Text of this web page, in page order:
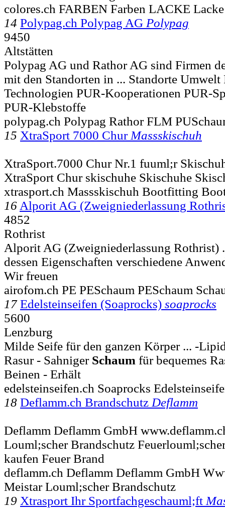
colores.ch FARBEN Farben LACKE Lacke
14 Polypag.ch Polypag AG Polypag
9450
Altstätten
Polypag AG und Rathor AG sind Firmen
mit den Standorten in ... Standorte
Technologien PUR-Kooperationen PUR-
PUR-Klebstoffe
polypag.ch Polypag Rathor FLM
15 XtraSport 7000 Chur Massskischuh
XtraSport.7000 Chur Nr.1 fuuml;r
XtraSport Chur skischuhe Skischuhe
xtrasport.ch Massskischuh Bootfitting
16 Alporit AG (Zweigniederlassung
4852
Rothrist
Alporit AG (Zweigniederlassung Rothrist)
dessen Eigenschaften verschiedene
Wir freuen
airofom.ch PE PESchaum PESchaum
17 Edelsteinseifen (Soaprocks) soaprocks
5600
Lenzburg
Milde Seife für den ganzen Körper ... -
Rasur - Sahniger Schaum für bequemes
Beinen - Erhält
edelsteinseifen.ch Soaprocks
18 Deflamm.ch Brandschutz Deflamm
Deflamm Deflamm GmbH
Louml;scher Brandschutz
kaufen Feuer Brand
deflamm.ch Deflamm Deflamm GmbH
Meistar Louml;scher Brandschutz
19 Xtrasport Ihr Sportfachgeschauml;ft